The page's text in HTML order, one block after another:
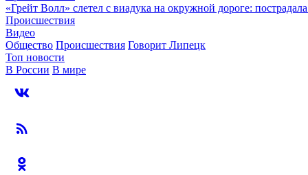
«Грейт Волл» слетел с виадука на окружной дороге:
Происшествия
Видео
Общество Происшествия Говорит Липецк
Топ новости
В России В мире